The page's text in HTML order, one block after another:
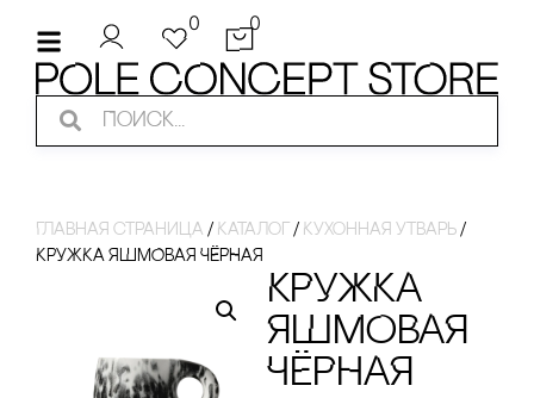
0 0
Главная страница / Каталог / Кухонная утварь /
КРУЖКА ЯШМОВАЯ ЧЁРНАЯ
КРУЖКА
ЯШМОВАЯ
ЧЁРНАЯ